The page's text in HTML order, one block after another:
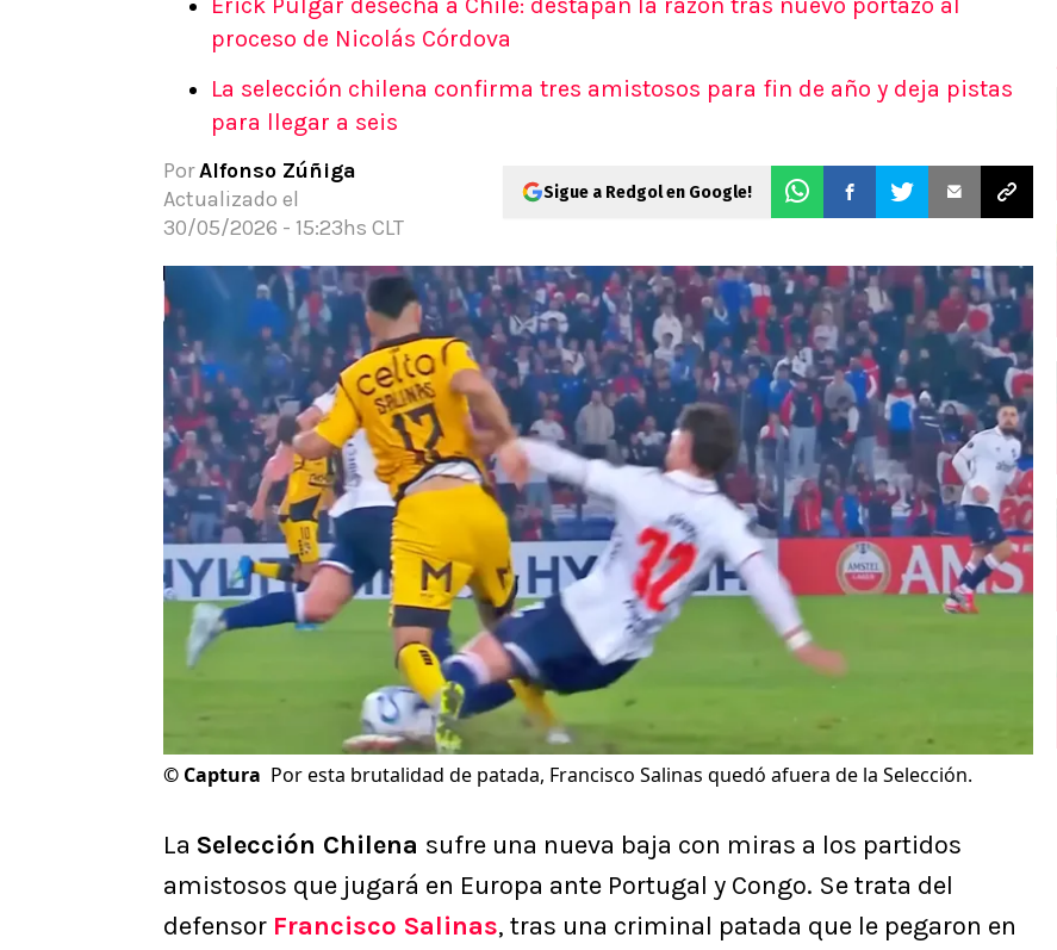
Pronósticos
Apuesta del día
Apuestas Mundial 2026
proceso de Nicolás Córdova
La selección chilena confirma tres amistosos para fin de año y deja pistas
para llegar a seis
PorAlfonso Zúñiga
Actualizado el
30/05/2026 - 15:23hs CLT
Sigue a Redgol en Google!
© Captura Por esta brutalidad de patada, Francisco Salinas quedó afuera de la Selección.
La Selección Chilena sufre una nueva baja con miras a los partidos
amistosos que jugará en Europa ante Portugal y Congo. Se trata del
defensor Francisco Salinas, tras una criminal patada que le pegaron en